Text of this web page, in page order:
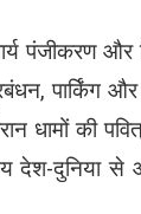
पंजीकरण और
पार्किंग
धामों की
देश-